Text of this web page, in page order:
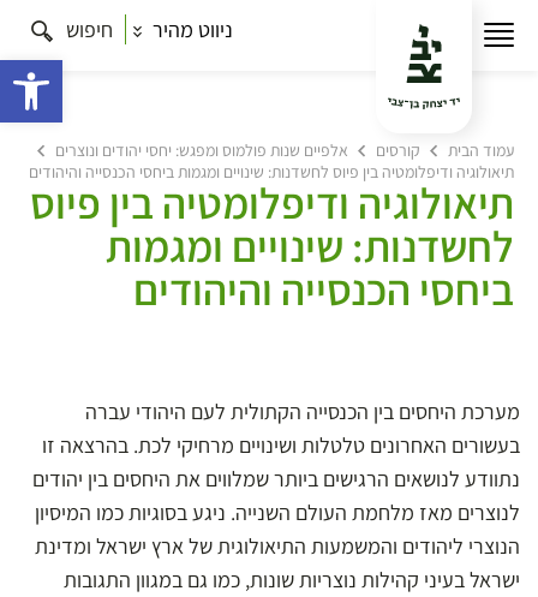
ניווט מהיר חיפוש
עמוד הבית קורסים
אלפיים שנות פולמוס ומפגש: יחסי יהודים ונוצרים
תיאולוגיה ודיפלומטיה בין פיוס לחשדנות: שינויים ומגמות ביחסי הכנסייה והיהודים
תיאולוגיה ודיפלומטיה בין פיוס
לחשדנות: שינויים ומגמות
ביחסי הכנסייה והיהודים
מערכת היחסים בין הכנסייה הקתולית לעם היהודי עברה
בעשורים האחרונים טלטלות ושינויים מרחיקי לכת. בהרצאה זו
נתוודע לנושאים הרגישים ביותר שמלווים את היחסים בין יהודים
לנוצרים מאז מלחמת העולם השנייה. ניגע בסוגיות כמו המיסיון
הנוצרי ליהודים והמשמעות התיאולוגית של ארץ ישראל ומדינת
ישראל בעיני קהילות נוצריות שונות, כמו גם במגוון התגובות